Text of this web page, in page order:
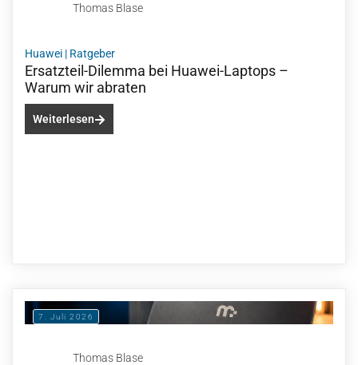
Thomas Blase
Huawei | Ratgeber
Ersatzteil-Dilemma bei Huawei-Laptops –
Warum wir abraten
Weiterlesen
7. Juli 2026
Thomas Blase